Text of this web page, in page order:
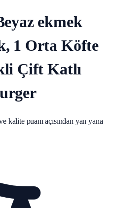
ekmek
1 Orta Köfte
Çift Katlı
kalite puanı açısından yan yana